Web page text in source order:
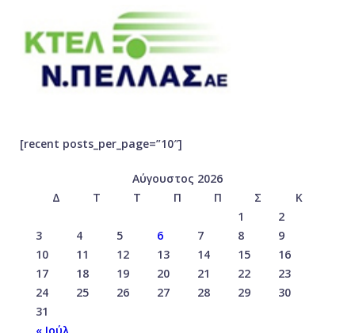
[recent posts_per_page=”10″]
Αύγουστος 2026
Δ
Τ Τ Π Π Σ
Κ
1
2
3
4 5 6 7 8
9
10
11 12 13 14 15
16
17
18 19 20 21 22
23
24
25 26 27 28 29
30
31